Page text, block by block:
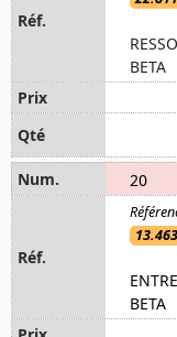
BETA
20
BETA